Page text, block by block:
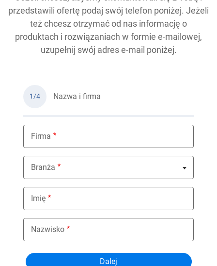
przedstawili ofertę podaj swój telefon poniżej. Jeżeli
też chcesz otrzymać od nas informację o
produktach i rozwiązaniach w formie e-mailowej,
uzupełnij swój adres e-mail poniżej.
1/4 Nazwa i firma
Firma
Branża
Nothing selected
Imię
Nazwisko